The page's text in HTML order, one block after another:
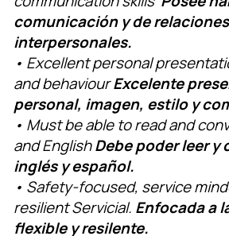
comunicación y de relaciones
interpersonales.
• Excellent personal
and behaviourExcelente
personal, imagen, estilo y
• Must be able to read and
and EnglishDebe poder leer y
inglés y español.
• Safety-focused, service
resilient Servicial. Enfocada a
flexible y resilente.